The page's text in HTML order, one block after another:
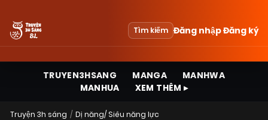
Tìm kiếm Đăng nhậpĐăng ký
TRUYEN3HSANG MANGA
MANHWA
MANHUA
XEM THÊM ▸
Truyện 3h sáng Dị năng/ Siêu năng lực